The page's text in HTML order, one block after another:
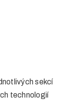
sekcí
technologií